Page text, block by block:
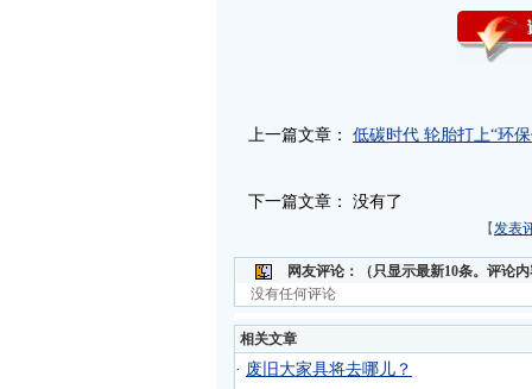
上一篇文章： 低碳时代 轮胎打上“环
下一篇文章： 没有了
【发表
网友评论：
（只显示最新10条。评论
没有任何评论
相关文章
· 废旧大家具将去哪儿？